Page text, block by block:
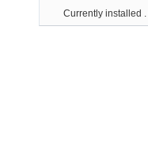
Currently installed